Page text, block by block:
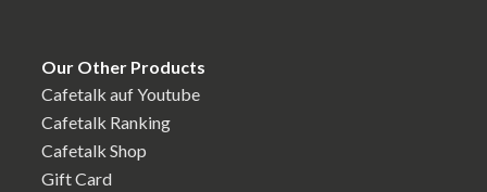
Our Other Products
Cafetalk auf Youtube
Cafetalk Ranking
Cafetalk Shop
Gift Card